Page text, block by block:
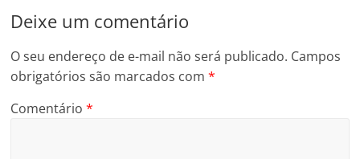
Deixe um comentário
O seu endereço de e-mail não será publicado. Campos
obrigatórios são marcados com*
Comentário*